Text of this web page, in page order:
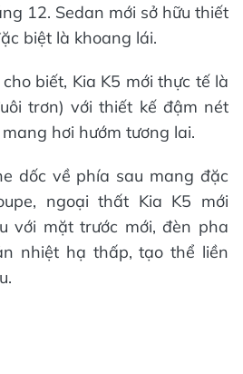
12. Sedan mới sở hữu thiết
biệt là khoang lái.
biết, Kia K5 mới thực tế là
trơn) với thiết kế đậm nét
hơi hướm tương lai.
dốc về phía sau mang đặc
ngoại thất Kia K5 mới
với mặt trước mới, đèn pha
nhiệt hạ thấp, tạo thể liền